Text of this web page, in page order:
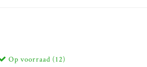
Op voorraad (12)